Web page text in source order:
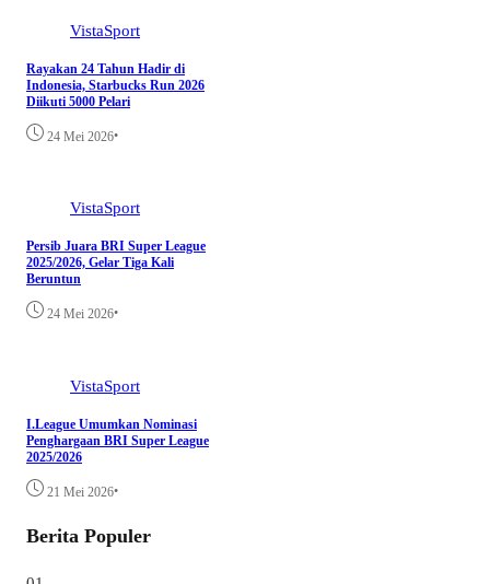
VistaSport
Rayakan 24 Tahun Hadir di
Indonesia, Starbucks Run 2026
Diikuti 5000 Pelari
24 Mei 2026•
VistaSport
Persib Juara BRI Super League
2025/2026, Gelar Tiga Kali
Beruntun
24 Mei 2026•
VistaSport
I.League Umumkan Nominasi
Penghargaan BRI Super League
2025/2026
21 Mei 2026•
Berita Populer